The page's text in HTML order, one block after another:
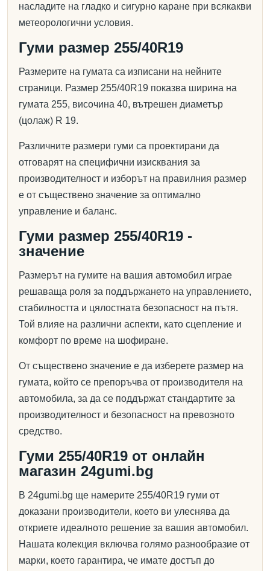
насладите на гладко и сигурно каране при всякакви
метеорологични условия.
Гуми размер 255/40R19
Размерите на гумата са изписани на нейните
страници. Размер 255/40R19 показва ширина на
гумата 255, височина 40, вътрешен диаметър
(цолаж) R 19.
Различните размери гуми са проектирани да
отговарят на специфични изисквания за
производителност и изборът на правилния размер
е от съществено значение за оптимално
управление и баланс.
Гуми размер 255/40R19 -
значение
Размерът на гумите на вашия автомобил играе
решаваща роля за поддържането на управлението,
стабилността и цялостната безопасност на пътя.
Той влияе на различни аспекти, като сцепление и
комфорт по време на шофиране.
От съществено значение е да изберете размер на
гумата, който се препоръчва от производителя на
автомобила, за да се поддържат стандартите за
производителност и безопасност на превозното
средство.
Гуми 255/40R19 от онлайн
магазин 24gumi.bg
В 24gumi.bg ще намерите 255/40R19 гуми от
доказани производители, което ви улеснява да
откриете идеалното решение за вашия автомобил.
Нашата колекция включва голямо разнообразие от
марки, което гарантира, че имате достъп до